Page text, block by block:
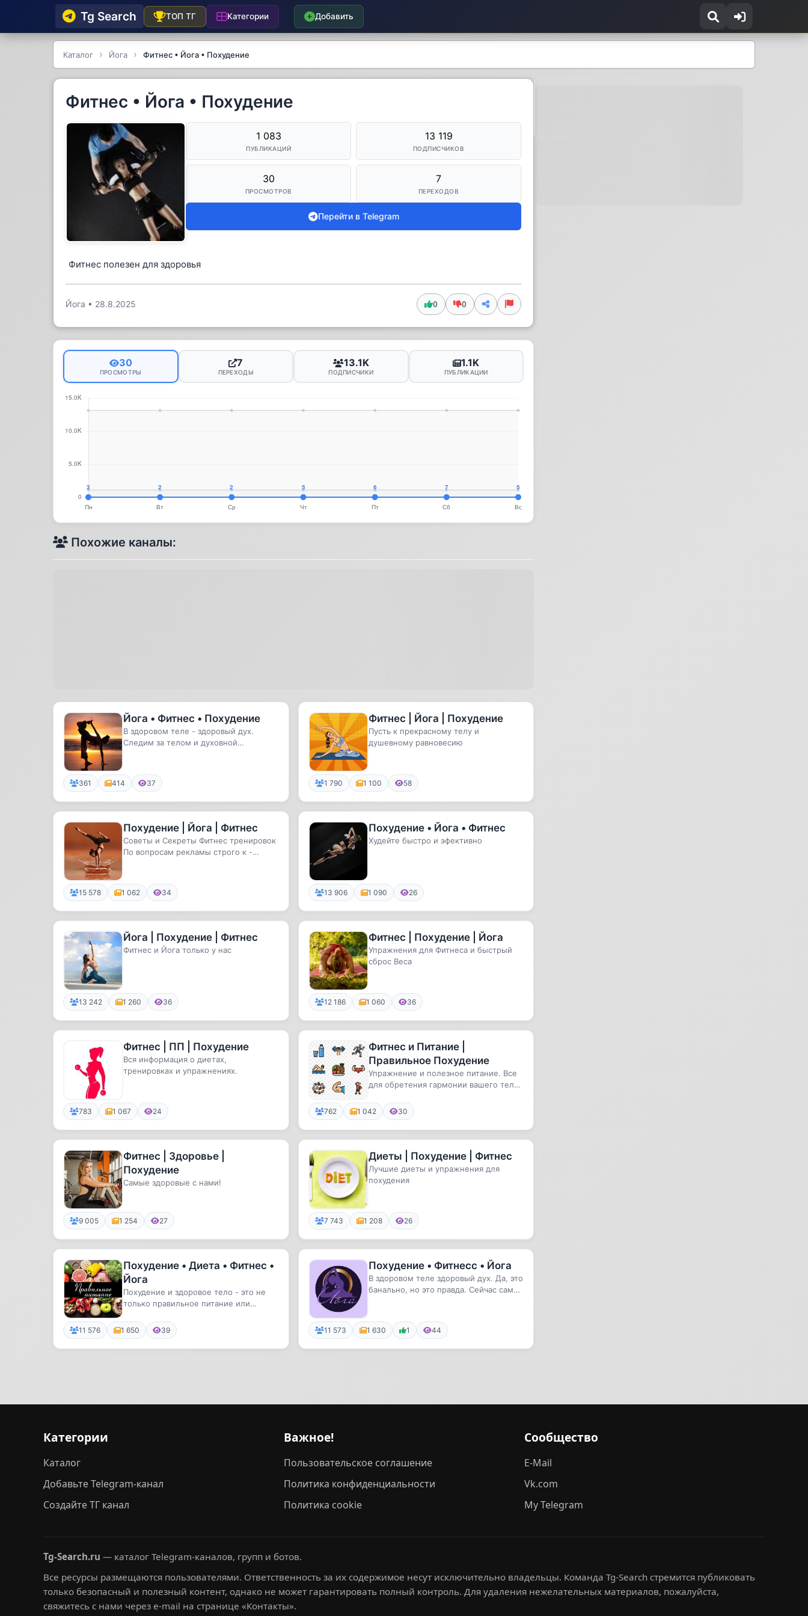
Tg Searсh ТОП ТГ Категории Добавить
Каталог Йога Фитнес • Йога • Похудение
Фитнес • Йога • Похудение
1 083
ПУБЛИКАЦИЙ
13 119
ПОДПИСЧИКОВ
30
ПРОСМОТРОВ
7
ПЕРЕХОДОВ
Перейти в Telegram
Фитнес полезен для здоровья
Йога • 28.8.2025 0 0
30
ПРОСМОТРЫ
7
ПЕРЕХОДЫ
13.1K
ПОДПИСЧИКИ
1.1K
ПУБЛИКАЦИИ
Похожие каналы:
Йога • Фитнес • Похудение
В здоровом теле - здоровый дух.
Следим за телом и духовной
361 414 37
Фитнес | Йога | Похудение
Пусть к прекрасному телу и
душевному равновесию
1 790 1 100 58
Похудение | Йога | Фитнес
Советы и Секреты Фитнес тренировок
По вопросам рекламы строго к -
15 578 1 062 34
Похудение • Йога • Фитнес
Худейте быстро и эфективно
13 906 1 090 26
Йога | Похудение | Фитнес
Фитнес и Йога только у нас
13 242 1 260 36
Фитнес | Похудение | Йога
Упражнения для Фитнеса и быстрый
сброс Веса
12 186 1 060 36
Фитнес | ПП | Похудение
Вся информация о диетах,
тренировках и упражнениях.
783 1 067 24
Фитнес и Питание |
Правильное Похудение
Упражнение и полезное питание. Все
для обретения гармонии вашего тела.
762 1 042 30
Фитнес | Здоровье |
Похудение
Самые здоровые с нами!
9 005 1 254 27
Диеты | Похудение | Фитнес
Лучшие диеты и упражнения для
похудения
7 743 1 208 26
Похудение • Диета • Фитнес •
Йога
Похудение и здоровое тело - это не
только правильное питание или
11 576 1 650 39
Похудение • Фитнесс • Йога
В здоровом теле здоровый дух. Да, это
банально, но это правда. Сейчас самое
11 573 1 630 1 44
Категории
Каталог
Добавьте Telegram-канал
Создайте ТГ канал
Важное!
Пользовательское соглашение
Политика конфиденциальности
Политика cookie
Сообщество
E-Mail
Vk.com
My Telegram
Tg-Search.ru — каталог Telegram-каналов, групп и ботов.
Все ресурсы размещаются пользователями. Ответственность за их содержимое несут исключительно владельцы. Команда Tg-Search стремится публиковать
только безопасный и полезный контент, однако не может гарантировать полный контроль. Для удаления нежелательных материалов, пожалуйста,
свяжитесь с нами через e-mail на странице «Контакты».